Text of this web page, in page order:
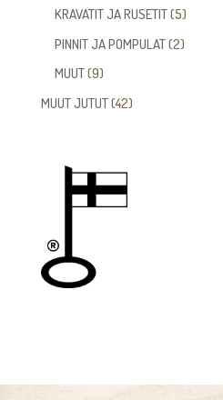
KRAVATIT JA RUSETIT 55
tuotetta
PINNIT JA POMPULAT 22
MUUT 99
tuotetta
MUUT JUTUT 4242